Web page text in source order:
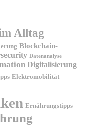
Alltag
Blockchain-
Datenanalyse
Digitalisierung
Elektromobilität
Ernährungstipps